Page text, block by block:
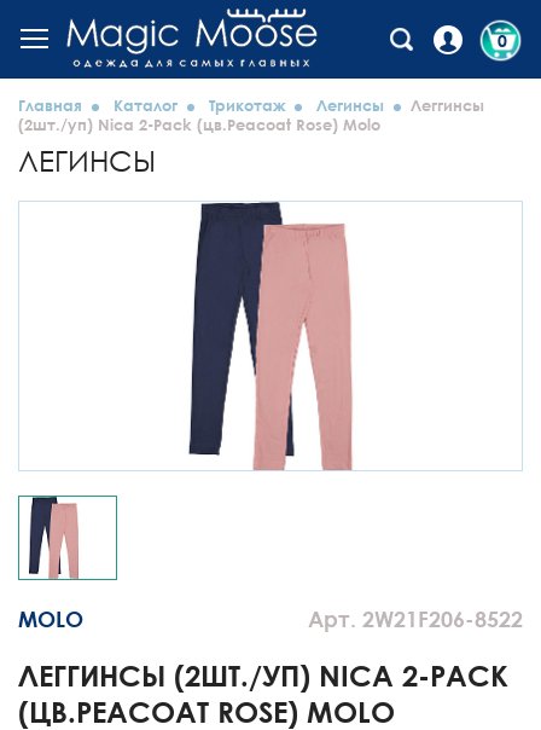
0
Главная Каталог Трикотаж Легинсы
Леггинсы
(2шт./уп) Nica 2-Pack (цв.Peacoat Rose) Molo
ЛЕГИНСЫ
Арт. 2W21F206-8522
MOLO
ЛЕГГИНСЫ (2ШТ./УП) NICA 2-PACK
(ЦВ.PEACOAT ROSE) MOLO